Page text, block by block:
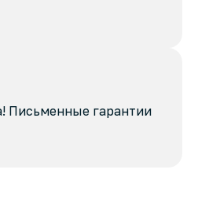
Письменные гарантии